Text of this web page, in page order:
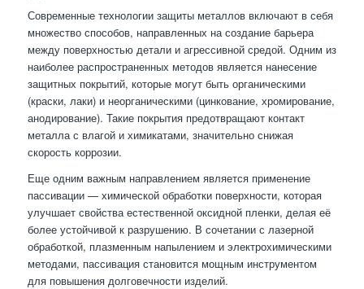
Современные технологии защиты металлов включают в себя
множество способов, направленных на создание барьера
между поверхностью детали и агрессивной средой. Одним из
наиболее распространенных методов является нанесение
защитных покрытий, которые могут быть органическими
(краски, лаки) и неорганическими (цинкование, хромирование,
анодирование). Такие покрытия предотвращают контакт
металла с влагой и химикатами, значительно снижая
скорость коррозии.
Еще одним важным направлением является применение
пассивации — химической обработки поверхности, которая
улучшает свойства естественной оксидной пленки, делая её
более устойчивой к разрушению. В сочетании с лазерной
обработкой, плазменным напылением и электрохимическими
методами, пассивация становится мощным инструментом
для повышения долговечности изделий.